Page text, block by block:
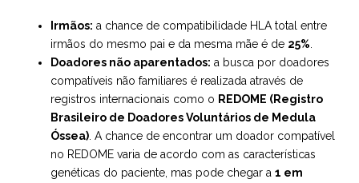
Irmãos: a chance de compatibilidade HLA total entre
irmãos do mesmo pai e da mesma mãe é de 25%
Doadores não aparentados: a busca por doadores
compatíveis não familiares é realizada através de
registros internacionais como o REDOME (Registro
Brasileiro de Doadores Voluntários de Medula
Óssea) . A chance de encontrar um doador compatível
no REDOME varia de acordo com as características
genéticas do paciente, mas pode chegar a 1 em